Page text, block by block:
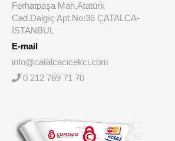
Ferhatpaşa Mah.Atatürk
Cad.Dalgıç Apt.No:36 ÇATALCA-
İSTANBUL
E-mail
info@catalcacicekci.com
0 212 789 71 70